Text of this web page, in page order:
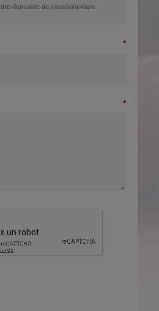
demande de renseignement.